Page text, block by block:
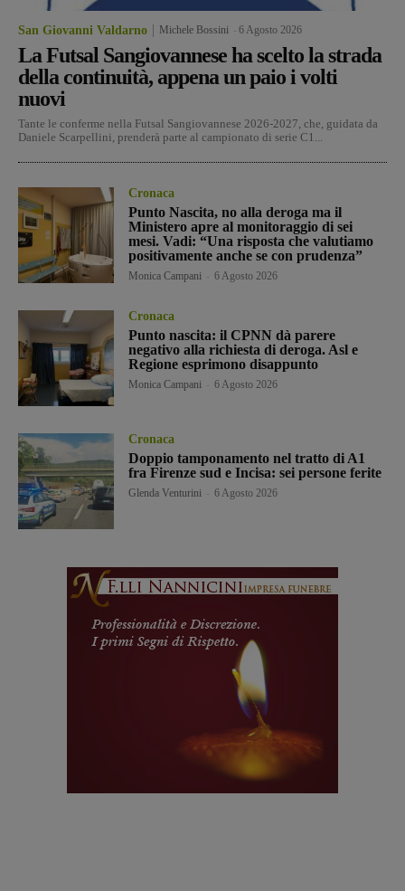
San Giovanni Valdarno Michele Bossini 6 Agosto 2026
La Futsal Sangiovannese ha scelto la strada
della continuità, appena un paio i volti
nuovi
Tante le conferme nella Futsal Sangiovannese 2026-2027, che, guidata da
Daniele Scarpellini, prenderà parte al campionato di serie C1...
Cronaca
Punto Nascita, no alla deroga ma il
Ministero apre al monitoraggio di sei
mesi. Vadi: “Una risposta che valutiamo
positivamente anche se con prudenza”
Monica Campani 6 Agosto 2026
Cronaca
Punto nascita: il CPNN dà parere
negativo alla richiesta di deroga. Asl e
Regione esprimono disappunto
Monica Campani 6 Agosto 2026
Cronaca
Doppio tamponamento nel tratto di A1
fra Firenze sud e Incisa: sei persone ferite
Glenda Venturini 6 Agosto 2026